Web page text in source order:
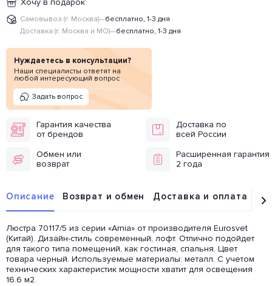
Самовывоз (г. Москва)—бесплатно, 1-3 дня
Доставка (г. Москва и МО)—бесплатно, 1-3 дня
Нуждаетесь в консультации?
Наши специалисты ответят на
любой интересующий вопрос
Задать вопрос
Гарантия качества
от брендов
Доставка по
всей России
Обмен или
возврат
Расширенная гарантия
2 года
Описание Возврат и обмен Доставка и оплата
Люстра 70117/5 из серии «Arnia» от производителя Eurosvet
(Китай). Дизайн-стиль современный, лофт. Отлично подойдет
для такого типа помещений, как гостиная, спальня. Цвет
товара черный. Используемые материалы: металл. С учетом
технических характеристик мощности хватит для освещения
16.6 м2.